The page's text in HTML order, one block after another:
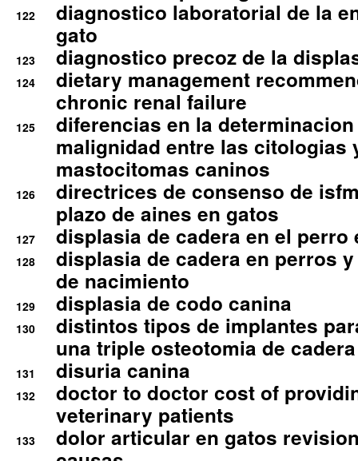
122
diagnostico laboratorial de la
gato
123 diagnostico precoz de la
124
dietary management
chronic renal failure
125
diferencias en la
malignidad entre las citologias
mastocitomas caninos
126
directrices de consenso de
plazo de aines en gatos
127 displasia de cadera en el perro
128
displasia de cadera en perros
de nacimiento
129 displasia de codo canina
130
distintos tipos de implantes
una triple osteotomia de cadera
131 disuria canina
132
doctor to doctor cost of
veterinary patients
133
dolor articular en gatos